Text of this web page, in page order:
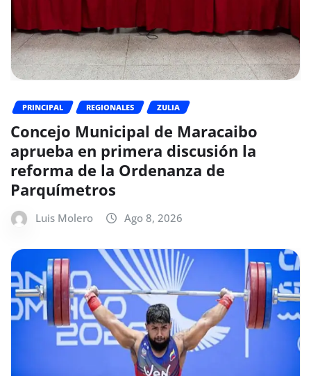
PRINCIPAL REGIONALES ZULIA
Concejo Municipal de Maracaibo
aprueba en primera discusión la
reforma de la Ordenanza de
Parquímetros
Luis Molero Ago 8, 2026